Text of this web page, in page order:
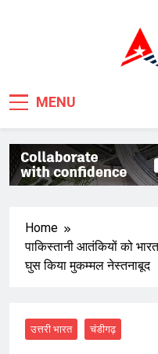
MENU
Home
पाकिस्तानी आतंकियों को
घुस किया मुकम्मल नेस्तनाबूद
उत्तरी भारत चंडीगढ़